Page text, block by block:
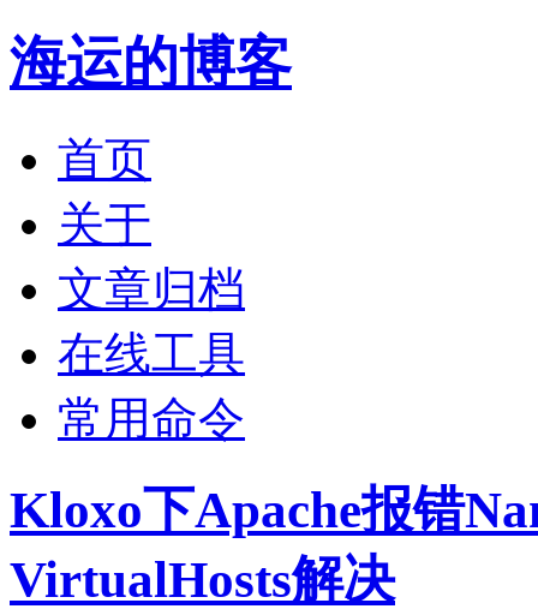
海运的博客
首页
关于
文章归档
在线工具
常用命令
Kloxo下Apache报错
VirtualHosts解决